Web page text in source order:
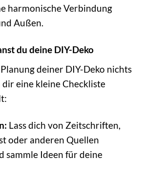
harmonische Verbindung
Außen.
du deine DIY-Deko
deiner DIY-Deko nichts
dir eine kleine Checkliste
Lass dich von Zeitschriften,
oder anderen Quellen
sammle Ideen für deine